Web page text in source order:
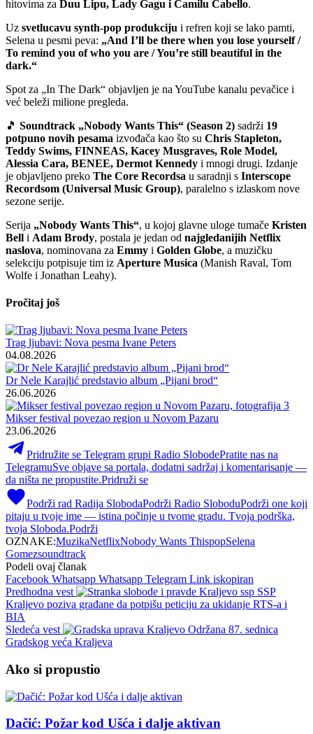
hitovima za Duu Lipu, Lady Gagu i Camilu Cabello.
Uz svetlucavu synth-pop produkciju i refren koji se lako pamti,
Selena u pesmi peva: „And I’ll be there when you lose yourself /
To remind you of who you are / You’re still beautiful in the
dark.“
Spot za „In The Dark“ objavljen je na YouTube kanalu pevačice i
već beleži milione pregleda.
🎵 Soundtrack „Nobody Wants This“ (Season 2) sadrži 19
potpuno novih pesama izvođača kao što su Chris Stapleton,
Teddy Swims, FINNEAS, Kacey Musgraves, Role Model,
Alessia Cara, BENEE, Dermot Kennedy i mnogi drugi. Izdanje
je objavljeno preko The Core Recordsa u saradnji s Interscope
Recordsom (Universal Music Group), paralelno s izlaskom nove
sezone serije.
Serija „Nobody Wants This“, u kojoj glavne uloge tumače Kristen
Bell i Adam Brody, postala je jedan od najgledanijih Netflix
naslova, nominovana za Emmy i Golden Globe, a muzičku
selekciju potpisuje tim iz Aperture Musica (Manish Raval, Tom
Wolfe i Jonathan Leahy).
Pročitaj još
Trag ljubavi: Nova pesma Ivane Peters
04.08.2026
Dr Nele Karajlić predstavio album „Pijani brod“
26.06.2026
Mikser festival povezao region u Novom Pazaru
23.06.2026
Pridružite se Telegram grupi Radio SlobodePratite nas na
TelegramuSve objave sa portala, dodatni sadržaj i komentarisanje —
da ništa ne propustite.Pridruži se
Podrži rad Radija SlobodaPodrži Radio SloboduPodrži one koji
pitaju u tvoje ime — istina počinje u tvome gradu. Tvoja podrška,
tvoja Sloboda.Podrži
OZNAKE:MuzikaNetflixNobody Wants ThispopSelena
Gomezsoundtrack
Podeli ovaj članak
Facebook Whatsapp Whatsapp Telegram Link iskopiran
Predhodna vest
SSP
Kraljevo poziva građane da potpišu peticiju za ukidanje RTS-a i
BIA
Sledeća vest
Održana 87. sednica
Gradskog veća Kraljeva
Ako si propustio
Dačić: Požar kod Ušća i dalje aktivan